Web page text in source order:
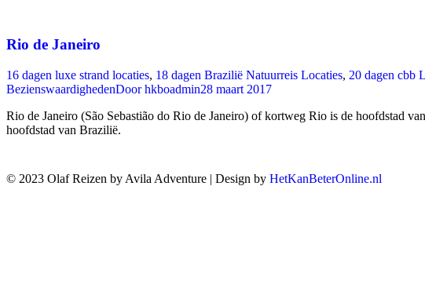
Rio de Janeiro
16 dagen luxe strand locaties, 18 dagen Brazilië Natuurreis Locaties, 20 dagen cbb
BezienswaardighedenDoorhkboadmin28 maart 2017
Rio de Janeiro (São Sebastião do Rio de Janeiro) of kortweg Rio is de hoofdstad
hoofdstad van Brazilië.
© 2023 Olaf Reizen by Avila Adventure | Design by HetKanBeterOnline.nl